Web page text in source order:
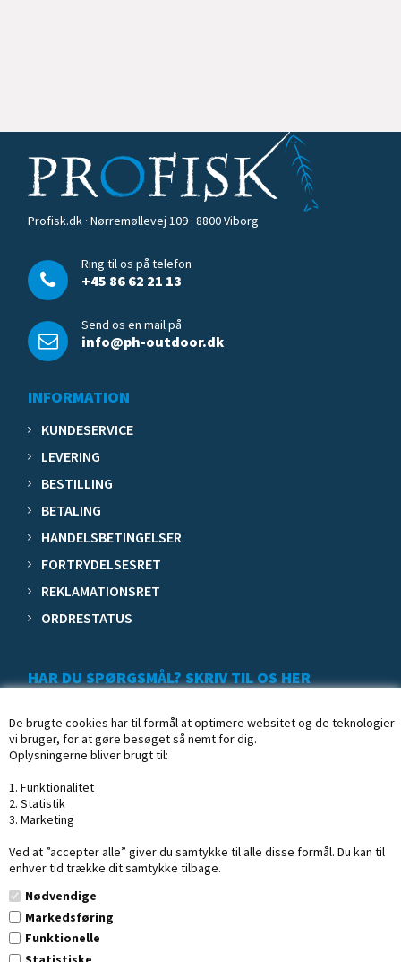
De brugte cookies har til formål at optimere websitet og de teknologier
vi bruger, for at gøre besøget så nemt for dig.
Oplysningerne bliver brugt til:
1. Funktionalitet
2. Statistik
3. Marketing
Ved at ”accepter alle” giver du samtykke til alle disse formål. Du kan til
enhver tid trække dit samtykke tilbage.
Nødvendige
Markedsføring
Funktionelle
Profisk.dk · Nørremøllevej 109 · 8800 Viborg
Ring til os på telefon
+45 86 62 21 13
Send os en mail på
info@ph-outdoor.dk
INFORMATION
KUNDESERVICE
LEVERING
BESTILLING
BETALING
HANDELSBETINGELSER
FORTRYDELSESRET
REKLAMATIONSRET
ORDRESTATUS
HAR DU SPØRGSMÅL? SKRIV TIL OS HER